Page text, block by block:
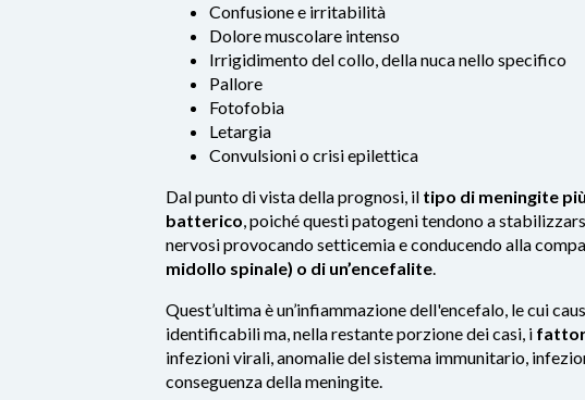
Confusione e irritabilità
Dolore muscolare intenso
Irrigidimento del collo, della nuca nello specifico
Pallore
Fotofobia
Letargia
Convulsioni o crisi epilettica
Dal punto di vista della prognosi, il tipo di meningite
batterico, poiché questi patogeni tendono a
nervosi provocando setticemia e conducendo alla
midollo spinale) o di un’encefalite.
Quest’ultima è un’infiammazione dell'encefalo, le cui
identificabili ma, nella restante porzione dei casi, i
infezioni virali, anomalie del sistema immunitario,
conseguenza della meningite.